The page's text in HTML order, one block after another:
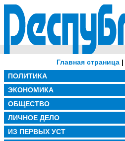
Главная страница|
ПОЛИТИКА
ЭКОНОМИКА
ОБЩЕСТВО
ЛИЧНОЕ ДЕЛО
ИЗ ПЕРВЫХ УСТ